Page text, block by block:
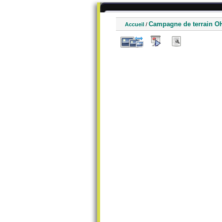
Accueil / Campagne de terrain